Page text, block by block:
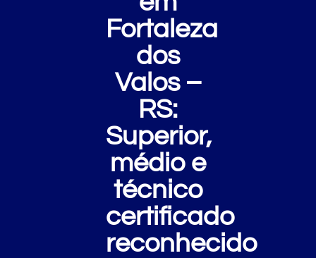
Fortaleza
dos
Valos –
RS:
Superior,
médio e
técnico
certificado
reconhecido